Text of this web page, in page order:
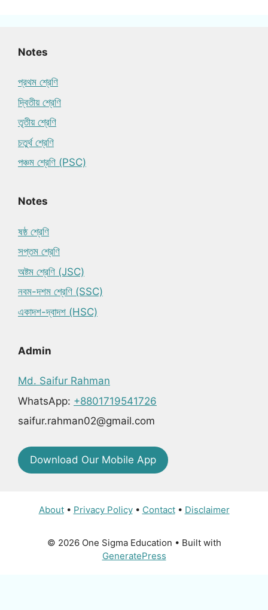
Notes
প্রথম শ্রেণি
দ্বিতীয় শ্রেণি
তৃতীয় শ্রেণি
চতুর্থ শ্রেণি
পঞ্চম শ্রেণি (PSC)
Notes
ষষ্ঠ শ্রেণি
সপ্তম শ্রেণি
অষ্টম শ্রেণি (JSC)
নবম-দশম শ্রেণি (SSC)
একাদশ-দ্বাদশ (HSC)
Admin
Md. Saifur Rahman
WhatsApp: +8801719541726
saifur.rahman02@gmail.com
Download Our Mobile App
About• Privacy Policy• Contact• Disclaimer
© 2026 One Sigma Education • Built with
GeneratePress